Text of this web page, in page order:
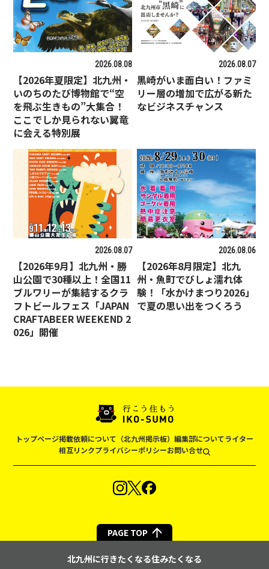
2026.08.08
【2026年夏限定】北九州・
いのちのたび博物館で“空
を飛ぶ生きもの”大集合！
ここでしか見られない翼竜
に会える特別展
2026.08.07
黒崎がいま面白い！ファミ
リー層の増加で広がる新た
なビジネスチャンス
2026.08.07
【2026年9月】北九州・勝
山公園で30種以上！全国11
ブルワリーが集結するクラ
フトビールフェス「JAPAN
CRAFTABEER WEEKEND 2
026」開催
2026.08.06
【2026年8月限定】北九
州・魚町でびしょ濡れ体
験！「水かけまつり2026」
で夏の思い出をつくろう
トップページ掲載依頼について（北九州掲示板） 編集部についてライター
相互リンクプライバシーポリシーお問い合せ
PAGE TOP
北九州に行きたくなる住みたくなる